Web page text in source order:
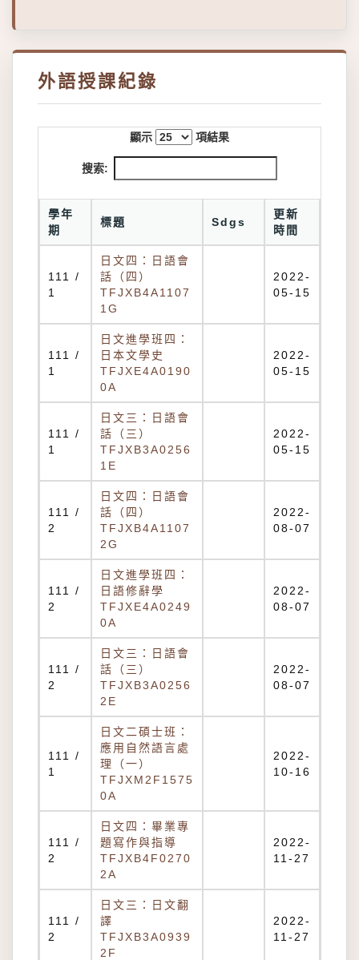
外語授課紀錄
顯示 項結果
搜索:
學年
期
標題 Sdgs
更新
時間
111 /
1
日文四：日語會
話（四）
TFJXB4A1107
1G
2022-
05-15
111 /
1
日文進學班四：
日本文學史
TFJXE4A0190
0A
2022-
05-15
111 /
1
日文三：日語會
話（三）
TFJXB3A0256
1E
2022-
05-15
111 /
2
日文四：日語會
話（四）
TFJXB4A1107
2G
2022-
08-07
111 /
2
日文進學班四：
日語修辭學
TFJXE4A0249
0A
2022-
08-07
111 /
2
日文三：日語會
話（三）
TFJXB3A0256
2E
2022-
08-07
111 /
1
日文二碩士班：
應用自然語言處
理（一）
TFJXM2F1575
0A
2022-
10-16
111 /
2
日文四：畢業專
題寫作與指導
TFJXB4F0270
2A
2022-
11-27
111 /
2
日文三：日文翻
譯
TFJXB3A0939
2F
2022-
11-27